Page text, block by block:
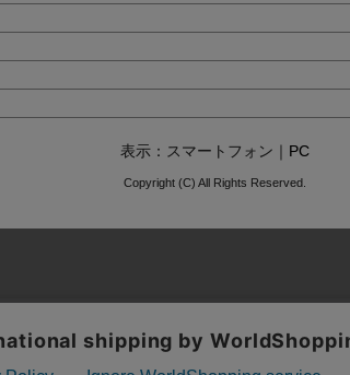
表示：スマートフォン｜ PC
Copyright (C) All Rights Reserved.